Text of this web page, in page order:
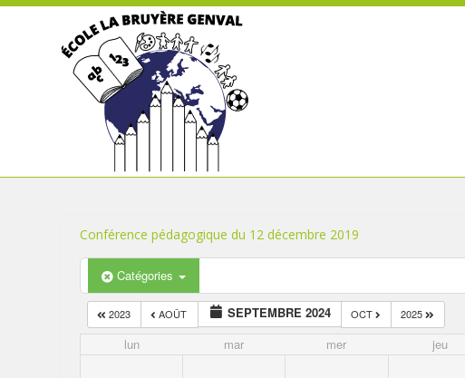
Conférence pédagogique du 12 décembre 2019
Catégories
2023 AOÛT SEPTEMBRE 2024 OCT 2025
lun mar mer jeu